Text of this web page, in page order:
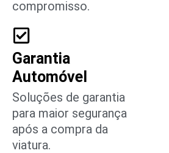
compromisso.
Garantia
Automóvel
Soluções de garantia
para maior segurança
após a compra da
viatura.